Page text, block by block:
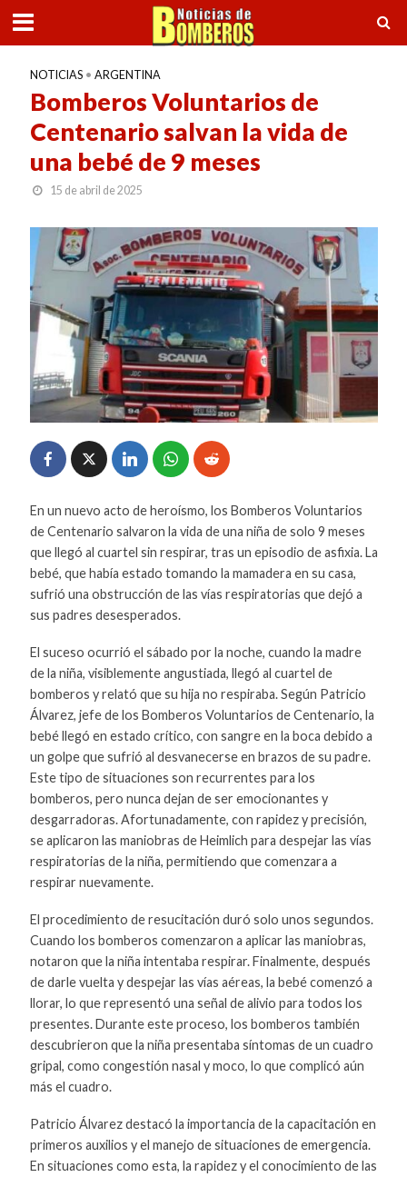
NOTICIAS • ARGENTINA
Bomberos Voluntarios de
Centenario salvan la vida de
una bebé de 9 meses
15 de abril de 2025
En un nuevo acto de heroísmo, los Bomberos Voluntarios
de Centenario salvaron la vida de una niña de solo 9 meses
que llegó al cuartel sin respirar, tras un episodio de asfixia. La
bebé, que había estado tomando la mamadera en su casa,
sufrió una obstrucción de las vías respiratorias que dejó a
sus padres desesperados.
El suceso ocurrió el sábado por la noche, cuando la madre
de la niña, visiblemente angustiada, llegó al cuartel de
bomberos y relató que su hija no respiraba. Según Patricio
Álvarez, jefe de los Bomberos Voluntarios de Centenario, la
bebé llegó en estado crítico, con sangre en la boca debido a
un golpe que sufrió al desvanecerse en brazos de su padre.
Este tipo de situaciones son recurrentes para los
bomberos, pero nunca dejan de ser emocionantes y
desgarradoras. Afortunadamente, con rapidez y precisión,
se aplicaron las maniobras de Heimlich para despejar las vías
respiratorias de la niña, permitiendo que comenzara a
respirar nuevamente.
El procedimiento de resucitación duró solo unos segundos.
Cuando los bomberos comenzaron a aplicar las maniobras,
notaron que la niña intentaba respirar. Finalmente, después
de darle vuelta y despejar las vías aéreas, la bebé comenzó a
llorar, lo que representó una señal de alivio para todos los
presentes. Durante este proceso, los bomberos también
descubrieron que la niña presentaba síntomas de un cuadro
gripal, como congestión nasal y moco, lo que complicó aún
más el cuadro.
Patricio Álvarez destacó la importancia de la capacitación en
primeros auxilios y el manejo de situaciones de emergencia.
En situaciones como esta, la rapidez y el conocimiento de las